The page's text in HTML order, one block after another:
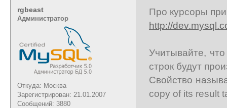
rgbeast
Администратор
Откуда: Москва
Зарегистрирован: 21.01.2007
Сообщений: 3880
Про курсоры
http://
Учитывайте,
строк будут
Свойство
copy of its result